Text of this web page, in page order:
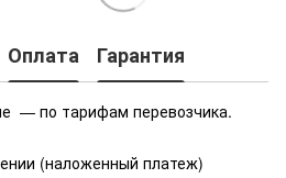
Оплата Гарантия
— по тарифам перевозчика.
(наложенный платеж)